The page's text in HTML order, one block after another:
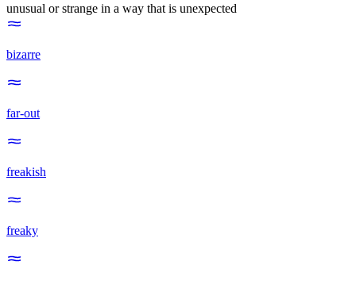
unusual or strange in a way that is unexpected
bizarre
far-out
freakish
freaky